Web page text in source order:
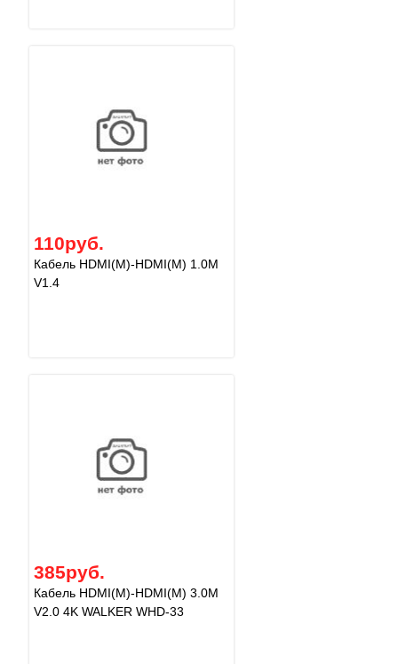
110руб.
Кабель HDMI(M)-HDMI(M) 1.0М
V1.4
385руб.
Кабель HDMI(M)-HDMI(M) 3.0М
V2.0 4K WALKER WHD-33